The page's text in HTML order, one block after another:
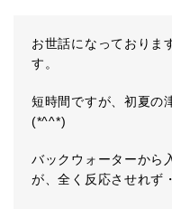
お世話になっておりま
す。
短時間ですが、初夏の
(*^^*)
バックウォーターから
が、全く反応させれず